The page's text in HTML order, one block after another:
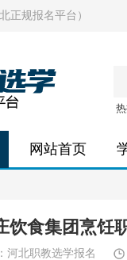
正规报名平台）
热
网站首页
饮食集团烹饪
河北职教选学报名